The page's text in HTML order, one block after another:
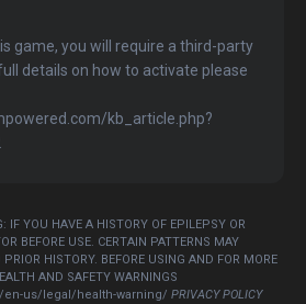
game, you will require a third-party
details on how to activate please
kb_article.php?
IF YOU HAVE A HISTORY OF EPILEPSY OR
BEFORE USE. CERTAIN PATTERNS MAY
HISTORY. BEFORE USING AND FOR MORE
AND SAFETY WARNINGS
en-us/legal/health-warning/ PRIVACY POLICY